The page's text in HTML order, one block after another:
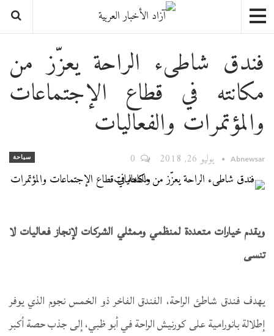
فندق شاطىء الراحة يعزّز من
مكانته في قطاع الإجتماعات
والمؤتمرات والفعاليات
سياحة Abnewsar يوليو 26, 2018
ويقدم خيارات متعددة لمنظمي وممثلي الشركات لإنجازفعالياتلا
تنسى
يهدف فندق شاطئ الراحة، الفندق الفاخر ذو الخمس نجوم الذي يوفر
إطلالة بانورامية على كورنيش الراحة في أبو ظبي، إلى جذب حصة أكبر